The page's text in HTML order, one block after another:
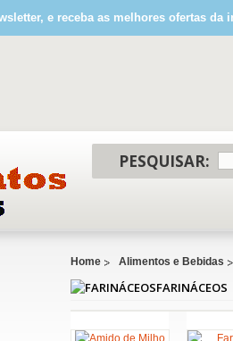
e receba as melhores ofertas da
PESQUISAR:
Home Alimentos e Bebidas
FARINÁCEOS